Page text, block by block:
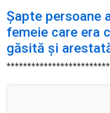
Șapte persoane
femeie care era
găsită și